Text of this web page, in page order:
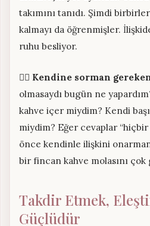
takımını tanıdı. Şimdi
kalmayı da öğrenmişler.
ruhu besliyor.
🧘‍♀️ Kendine sorman
olmasaydı bugün ne
kahve içer miydim? Kendi
miydim? Eğer cevaplar “hiçbir
önce kendinle ilişkini
bir fincan kahve molasını çok
Takdir Etmek,
Güçlüdür